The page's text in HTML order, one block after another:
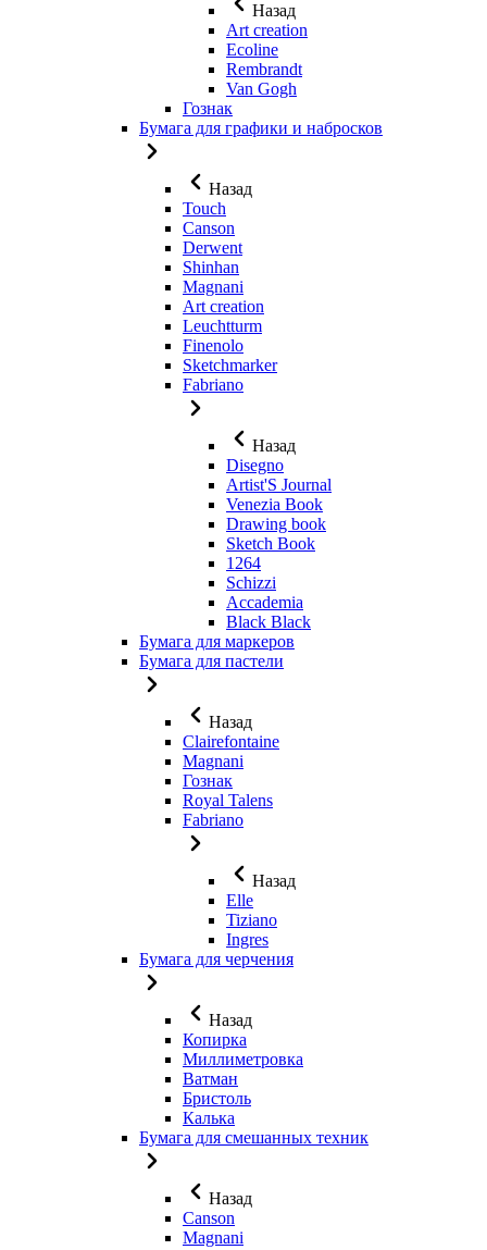
Назад
Art creation
Ecoline
Rembrandt
Van Gogh
Гознак
Бумага для графики и набросков
Назад
Touch
Canson
Derwent
Shinhan
Magnani
Art creation
Leuchtturm
Finenolo
Sketchmarker
Fabriano
Назад
Disegno
Artist'S Journal
Venezia Book
Drawing book
Sketch Book
1264
Schizzi
Accademia
Black Black
Бумага для маркеров
Бумага для пастели
Назад
Clairefontaine
Magnani
Гознак
Royal Talens
Fabriano
Назад
Elle
Tiziano
Ingres
Бумага для черчения
Назад
Копирка
Миллиметровка
Ватман
Бристоль
Калька
Бумага для смешанных техник
Назад
Canson
Magnani